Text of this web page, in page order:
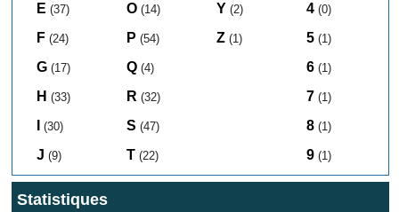
E (37)
F (24)
G (17)
H (33)
(30)
J (9)
O (14)
P (54)
Q (4)
R (32)
S (47)
T (22)
Y (2)
Z (1)
4 (0)
5 (1)
6 (1)
7 (1)
8 (1)
9 (1)
Statistiques